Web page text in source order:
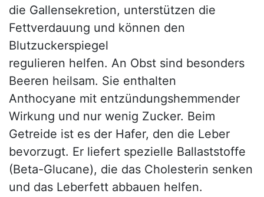
die Gallensekretion, unterstützen die
Fettverdauung und können den
Blutzuckerspiegel
regulieren helfen. An Obst sind besonders
Beeren heilsam. Sie enthalten
Anthocyane mit entzündungshemmender
Wirkung und nur wenig Zucker. Beim
Getreide ist es der Hafer, den die Leber
bevorzugt. Er liefert spezielle Ballaststoffe
(Beta-Glucane), die das Cholesterin senken
und das Leberfett abbauen helfen.